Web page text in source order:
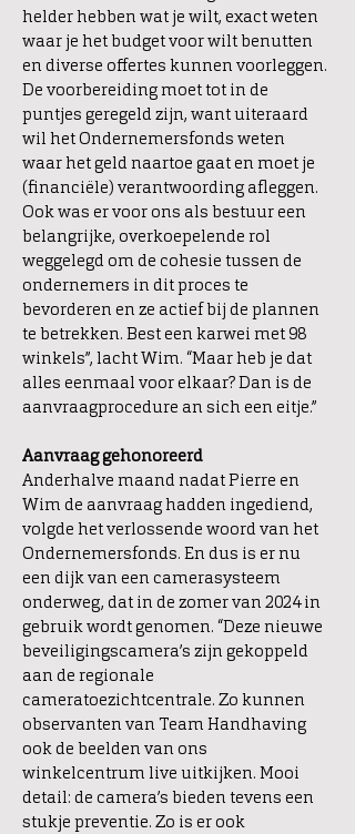
helder hebben wat je wilt, exact weten
waar je het budget voor wilt benutten
en diverse offertes kunnen voorleggen.
De voorbereiding moet tot in de
puntjes geregeld zijn, want uiteraard
wil het Ondernemersfonds weten
waar het geld naartoe gaat en moet je
(financiële) verantwoording afleggen.
Ook was er voor ons als bestuur een
belangrijke, overkoepelende rol
weggelegd om de cohesie tussen de
ondernemers in dit proces te
bevorderen en ze actief bij de plannen
te betrekken. Best een karwei met 98
winkels”, lacht Wim. “Maar heb je dat
alles eenmaal voor elkaar? Dan is de
aanvraagprocedure an sich een eitje.”
Aanvraag gehonoreerd
Anderhalve maand nadat Pierre en
Wim de aanvraag hadden ingediend,
volgde het verlossende woord van het
Ondernemersfonds. En dus is er nu
een dijk van een camerasysteem
onderweg, dat in de zomer van 2024 in
gebruik wordt genomen. “Deze nieuwe
beveiligingscamera’s zijn gekoppeld
aan de regionale
cameratoezichtcentrale. Zo kunnen
observanten van Team Handhaving
ook de beelden van ons
winkelcentrum live uitkijken. Mooi
detail: de camera’s bieden tevens een
stukje preventie. Zo is er ook